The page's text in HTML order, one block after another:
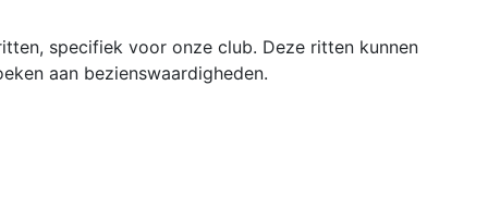
specifiek voor onze club. Deze ritten kunnen
aan bezienswaardigheden.